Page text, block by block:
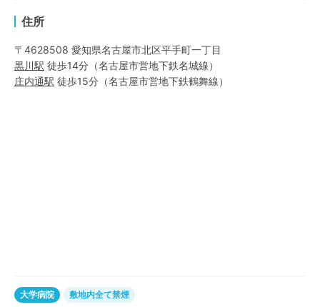
住所
〒4628508 愛知県名古屋市北区平手町一丁目
黒川駅 徒歩14分 （名古屋市営地下鉄名城線）
庄内通駅 徒歩15分 （名古屋市営地下鉄鶴舞線）
大学病院 敷地内全て禁煙